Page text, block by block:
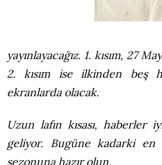
yayınlayacağız. 1. kısım, 27
2. kısım ise ilkinden beş
ekranlarda olacak.
Uzun lafın kısası, haberler
geliyor. Bugüne kadarki en
sezonuna hazır olun.